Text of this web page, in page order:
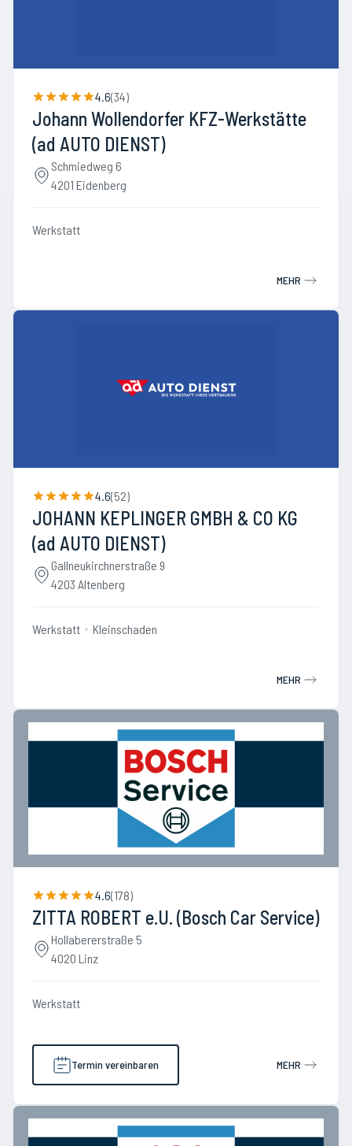
4.6(34)
Johann Wollendorfer KFZ-Werkstätte
(ad AUTO DIENST)
Schmiedweg 6
4201 Eidenberg
Werkstatt
MEHR
4.6(52)
JOHANN KEPLINGER GMBH & CO KG
(ad AUTO DIENST)
Gallneukirchnerstraße 9
4203 Altenberg
Werkstatt Kleinschaden
MEHR
4.6(178)
ZITTA ROBERT e.U. (Bosch Car Service)
Hollabererstraße 5
4020 Linz
Werkstatt
Termin vereinbaren MEHR